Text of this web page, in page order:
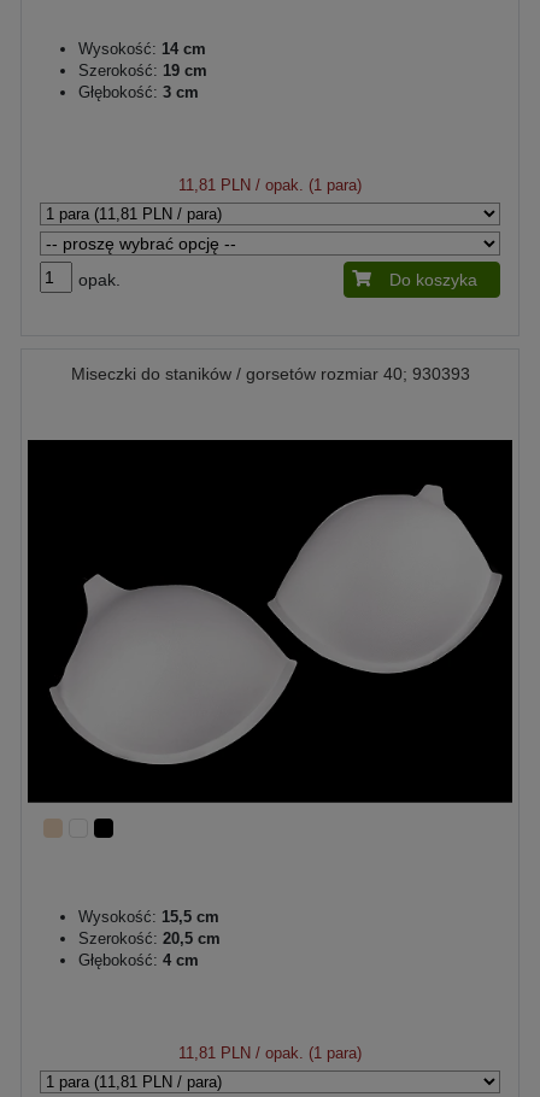
Wysokość: 14 cm
Szerokość: 19 cm
Głębokość: 3 cm
11,81 PLN / opak. (1 para)
opak. Do koszyka
Miseczki do staników / gorsetów rozmiar 40; 930393
Wysokość: 15,5 cm
Szerokość: 20,5 cm
Głębokość: 4 cm
11,81 PLN / opak. (1 para)